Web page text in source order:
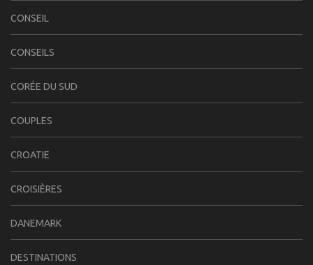
CONSEIL
CONSEILS
CORÉE DU SUD
COUPLES
CROATIE
CROISIÈRES
DANEMARK
DESTINATIONS